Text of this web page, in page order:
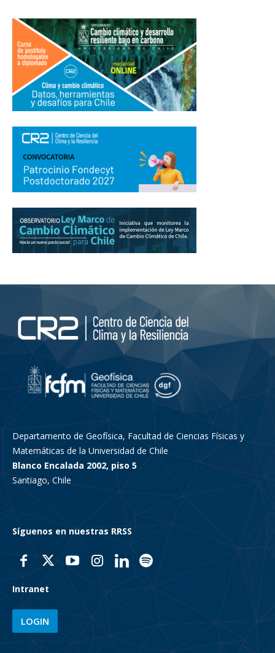
Departamento de Geofísica, Facultad de Ciencias Físicas y
Matemáticas de la Universidad de Chile
Blanco Encalada 2002, piso 5
Santiago, Chile
Síguenos en nuestras RRSS
Intranet
LOGIN